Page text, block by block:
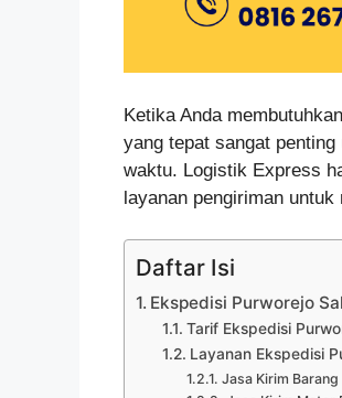
Ketika Anda
yang tepat sangat
waktu. Logistik Express
layanan pengiriman
Daftar Isi
Ekspedisi Purworejo
Tarif Ekspedisi
Layanan Ekspedisi
Jasa Kirim